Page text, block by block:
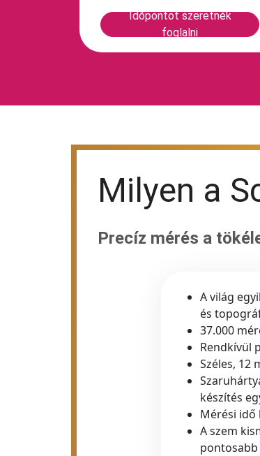
Időpontot szeretnék
foglalni
Milyen a
Precíz mérés a
A világ
és
37.000
Rendkívül
Széles, 12
készítés
Mérési idő
A szem
pontosabb